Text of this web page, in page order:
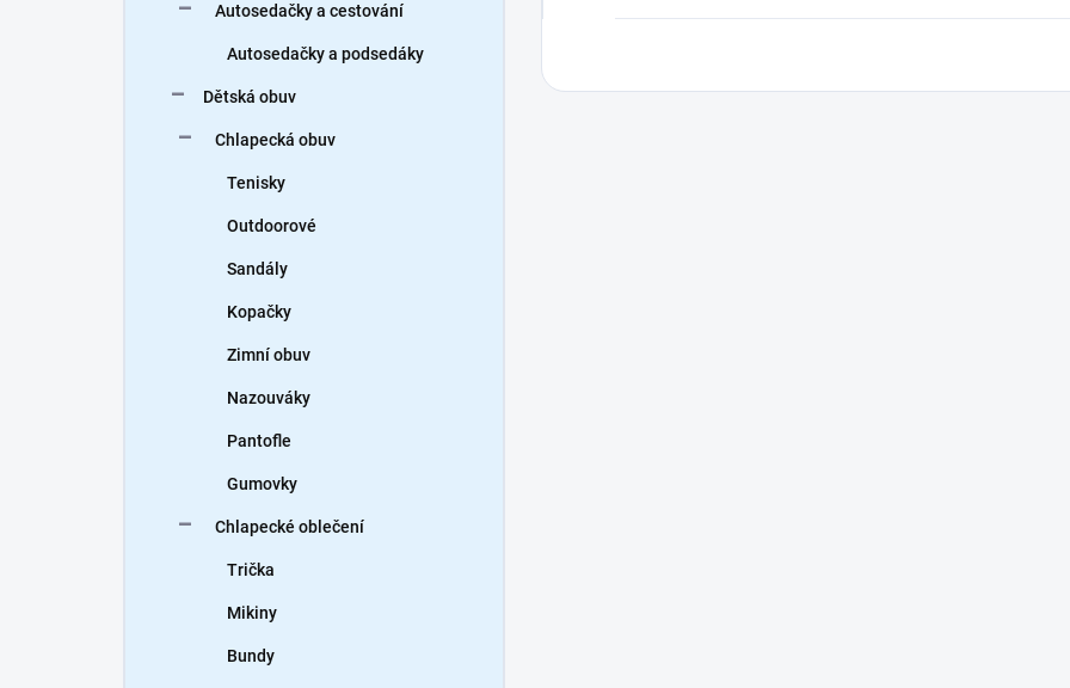
Autosedačky a cestování
Autosedačky a podsedáky
Dětská obuv
Chlapecká obuv
Tenisky
Outdoorové
Sandály
Kopačky
Zimní obuv
Nazouváky
Pantofle
Gumovky
Chlapecké oblečení
Trička
Mikiny
Bundy